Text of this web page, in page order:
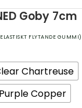
Goby 7cm
FLYTANDE GUMMI)
Chartreuse
Copper